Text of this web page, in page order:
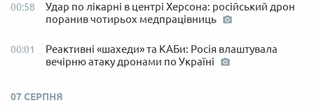
00:58
Удар по лікарні в центрі Херсона: російський дрон
поранив чотирьох медпрацівниць
00:01
Реактивні «шахеди» та КАБи: Росія влаштувала
вечірню атаку дронами по Україні
07 СЕРПНЯ